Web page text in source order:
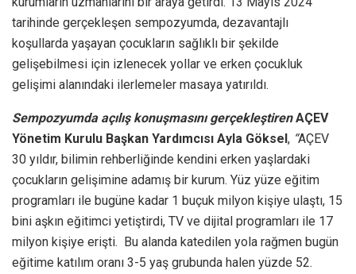
tarihinde gerçekleşen sempozyumda, dezavantajlı
koşullarda yaşayan çocukların sağlıklı bir şekilde
gelişebilmesi için izlenecek yollar ve erken çocukluk
gelişimi alanındaki ilerlemeler masaya yatırıldı.
Sempozyumda açılış konuşmasını gerçekleştirenAÇEV
Yönetim Kurulu Başkan Yardımcısı Ayla Göksel, “AÇEV
30 yıldır, bilimin rehberliğinde kendini erken yaşlardaki
çocukların gelişimine adamış bir kurum. Yüz yüze eğitim
programları ile bugüne kadar 1 buçuk milyon kişiye ulaştı, 15
bini aşkın eğitimci yetiştirdi, TV ve dijital programları ile 17
milyon kişiye erişti. Bu alanda katedilen yola rağmen bugün
eğitime katılım oranı 3-5 yaş grubunda halen yüzde 52.